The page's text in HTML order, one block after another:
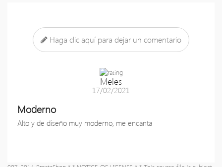
Haga clic aquí para dejar un comentario
Meles
17/02/2021
Moderno
Alto y de diseño muy moderno, me encanta